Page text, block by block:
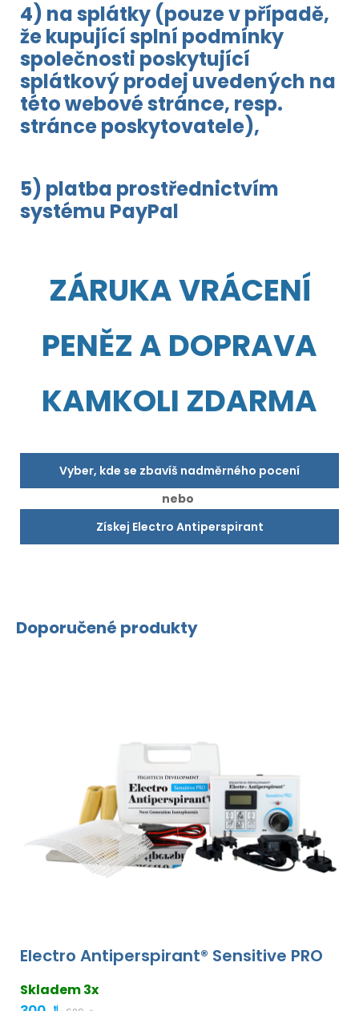
4) na splátky (pouze v případě,
že kupující splní podmínky
společnosti poskytující
splátkový prodej uvedených na
této webové stránce, resp.
stránce poskytovatele),
5) platba prostřednictvím
systému PayPal
ZÁRUKA VRÁCENÍ
PENĚZ A DOPRAVA
KAMKOLI ZDARMA
Vyber, kde se zbavíš nadměrného pocení
nebo
Získej Electro Antiperspirant
Doporučené produkty
Electro Antiperspirant® Sensitive PRO
Skladem 3x